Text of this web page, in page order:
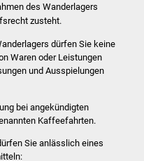
Jugend
und
des Wanderlagers
zusteht.
dürfen Sie keine
Waren oder Leistungen
und Ausspielungen
bei angekündigten
Kaffeefahrten.
Sie anlässlich eines